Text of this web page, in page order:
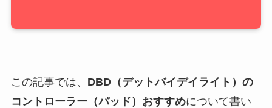
この記事では、 DBD（デットバイデイライト）の
コントローラー（パッド）おすすめについて書い